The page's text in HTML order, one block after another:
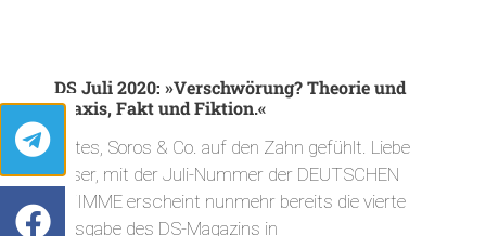
DS Juli 2020: »Verschwörung? Theorie und
Praxis, Fakt und Fiktion.«
Gates, Soros & Co. auf den Zahn gefühlt. Liebe
Leser, mit der Juli-Nummer der DEUTSCHEN
STIMME erscheint nunmehr bereits die vierte
Ausgabe des DS-Magazins in